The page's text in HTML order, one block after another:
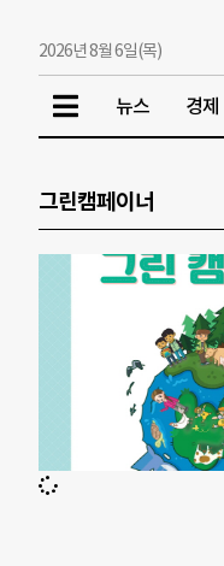
2026년 8월 6일(목)
뉴스 경제
그린캠페이너